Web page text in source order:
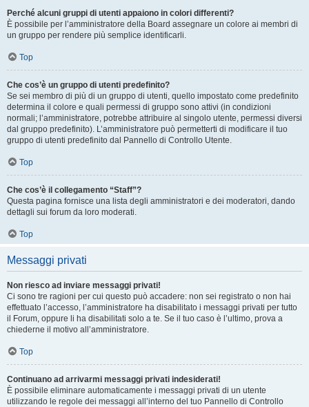
Perché alcuni gruppi di utenti appaiono in colori differenti?
È possibile per l’amministratore della Board assegnare un colore ai membri di
un gruppo per rendere più semplice identificarli.
Top
Che cos’è un gruppo di utenti predefinito?
Se sei membro di più di un gruppo di utenti, quello impostato come predefinito
determina il colore e quali permessi di gruppo sono attivi (in condizioni
normali; l’amministratore, potrebbe attribuire al singolo utente, permessi diversi
dal gruppo predefinito). L’amministratore può permetterti di modificare il tuo
gruppo di utenti predefinito dal Pannello di Controllo Utente.
Top
Che cos’è il collegamento “Staff”?
Questa pagina fornisce una lista degli amministratori e dei moderatori, dando
dettagli sui forum da loro moderati.
Top
Messaggi privati
Non riesco ad inviare messaggi privati!
Ci sono tre ragioni per cui questo può accadere: non sei registrato o non hai
effettuato l’accesso, l’amministratore ha disabilitato i messaggi privati per tutto
il Forum, oppure li ha disabilitati solo a te. Se il tuo caso è l’ultimo, prova a
chiederne il motivo all’amministratore.
Top
Continuano ad arrivarmi messaggi privati indesiderati!
È possibile eliminare automaticamente i messaggi privati ​​di un utente
utilizzando le regole dei messaggi all’interno del tuo Pannello di Controllo